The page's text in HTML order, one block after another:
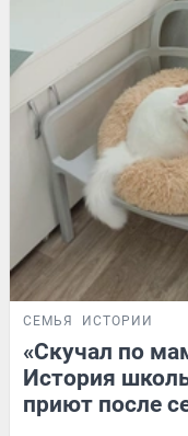
СЕМЬЯ ИСТОРИИ
«Скучал по
История
приют после